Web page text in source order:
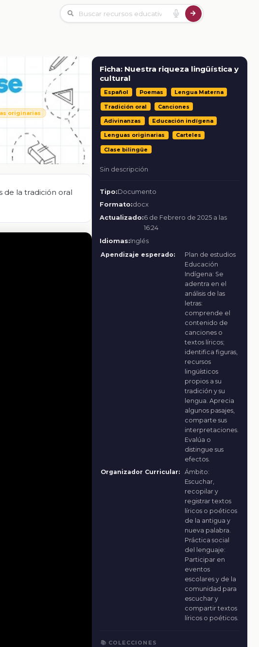
originarias
de la tradición oral
Ficha: Nuestra riqueza lingüística y
cultural
Español Poemas Lengua Materna
Tradición oral Canciones
Adivinanzas Educación indígena
Lenguas originarias Carteles
Clase bilingüe
Sin descripción
Tipo:Documento
Formato:docx
Actualizado:6 de Febrero de 2025 a las
16:24
Idiomas:Inglés
Apendizaje esperado:
Plan de estudios
Educación
Indígena: Se
adentra en el
análisis de las
letras:
comprende el
contenido de
canciones o
textos líricos;
identifica figuras,
recursos
lingüísticos
propios a su
tradición y su
lengua. Aprecia
algunos pasajes,
comparte sus
interpretaciones.
Evalúa o
distingue sus
efectos.
Organizador Curricular:
Ámbito:
Escuchar,
recopilar y
registrar textos
líricos o poéticos
de la antigua y
nueva palabra.
Práctica social
del lenguaje:
Participar en
eventos
escolares y de la
comunidad para
escuchar y
compartir textos
líricos o poéticos.
📚 COLECCIONES